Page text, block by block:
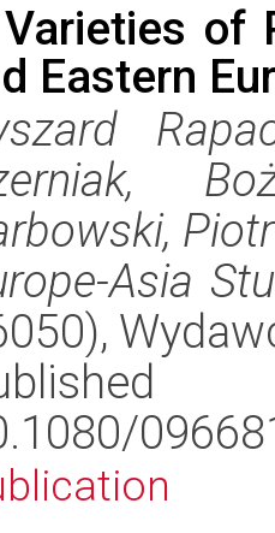
of
Eastern
Asia